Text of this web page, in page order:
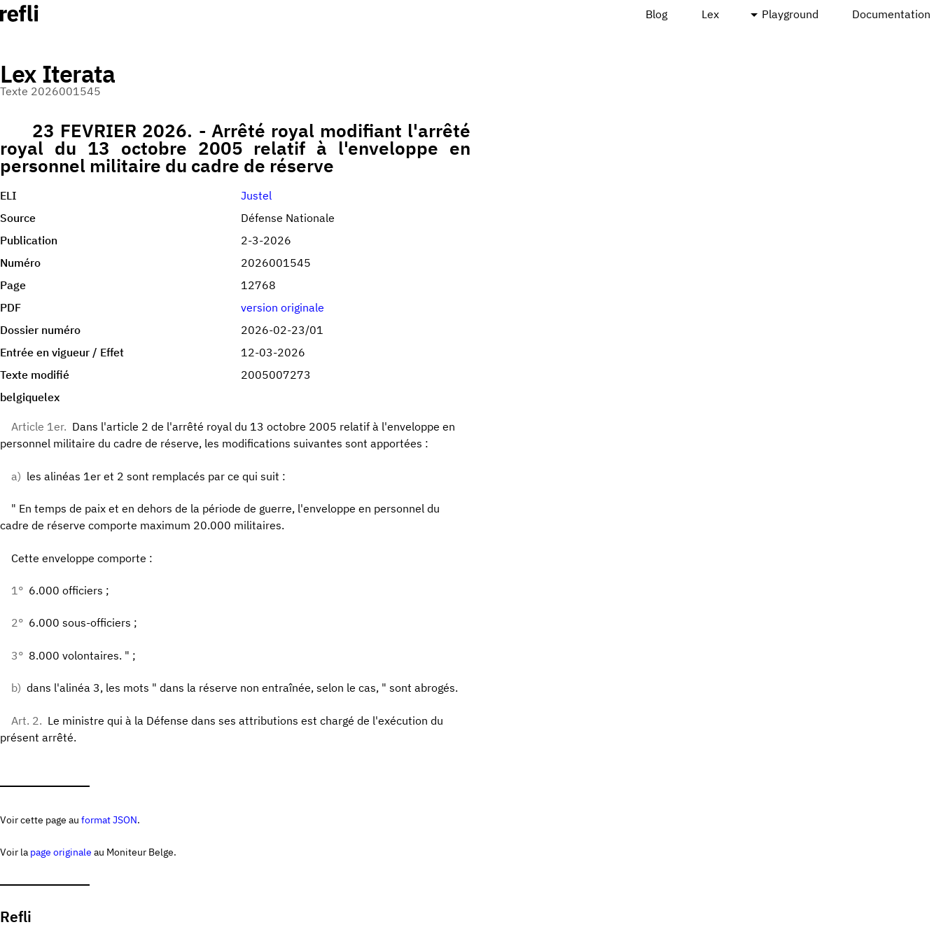
Blog Lex Playground Documentation
Lex Iterata
Texte 2026001545
23 FEVRIER 2026. - Arrêté royal modifiant l'arrêté
royal du 13 octobre 2005 relatif à l'enveloppe en
personnel militaire du cadre de réserve
ELI
Justel
Source
Défense Nationale
Publication
2-3-2026
Numéro
2026001545
Page
12768
PDF
version originale
Dossier numéro
2026-02-23/01
Entrée en vigueur / Effet
12-03-2026
Texte modifié
2005007273
belgiquelex
Article 1er. Dans l'article 2 de l'arrêté royal du 13 octobre 2005 relatif à l'enveloppe en
personnel militaire du cadre de réserve, les modifications suivantes sont apportées :
a) les alinéas 1er et 2 sont remplacés par ce qui suit :
" En temps de paix et en dehors de la période de guerre, l'enveloppe en personnel du
cadre de réserve comporte maximum 20.000 militaires.
Cette enveloppe comporte :
1° 6.000 officiers ;
2° 6.000 sous-officiers ;
3° 8.000 volontaires. " ;
b) dans l'alinéa 3, les mots " dans la réserve non entraînée, selon le cas, " sont abrogés.
Art. 2. Le ministre qui à la Défense dans ses attributions est chargé de l'exécution du
présent arrêté.
Voir cette page au format JSON.
Voir la page originale au Moniteur Belge.
Refli